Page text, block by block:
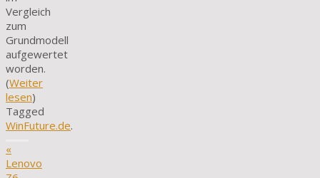
Vergleich
zum
Grundmodell
aufgewertet
worden.
(Weiter
lesen)
Tagged
WinFuture.de.
«
Lenovo